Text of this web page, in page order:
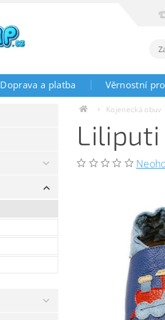
Doprava a platba Věrnostní
Kojenecká obuv
Liliputi